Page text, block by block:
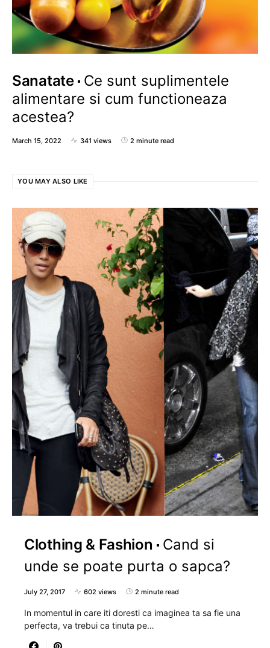
Sanatate Ce sunt suplimentele
alimentare si cum functioneaza
acestea?
March 15, 2022 341 views 2 minute read
YOU MAY ALSO LIKE
Clothing & Fashion
Cand si
unde se poate purta o sapca?
July 27, 2017 602 views 2 minute read
In momentul in care iti doresti ca imaginea ta sa fie una
perfecta, va trebui ca tinuta pe…